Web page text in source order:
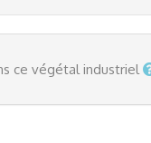
ce végétal industriel